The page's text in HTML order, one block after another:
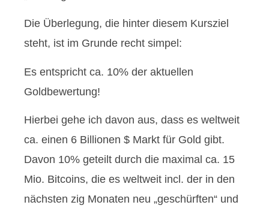
Die Überlegung, die hinter diesem Kursziel
steht, ist im Grunde recht simpel:
Es entspricht ca. 10% der aktuellen
Goldbewertung!
Hierbei gehe ich davon aus, dass es weltweit
ca. einen 6 Billionen $ Markt für Gold gibt.
Davon 10% geteilt durch die maximal ca. 15
Mio. Bitcoins, die es weltweit incl. der in den
nächsten zig Monaten neu „geschürften“ und